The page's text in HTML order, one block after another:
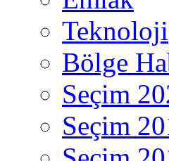
Teknoloji
Bölge
Seçim
Seçim